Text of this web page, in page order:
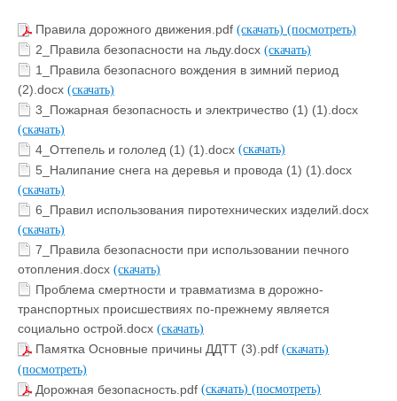
Правила дорожного движения.pdf (скачать) (посмотреть)
2_Правила безопасности на льду.docx (скачать)
1_Правила безопасного вождения в зимний период
(2).docx (скачать)
3_Пожарная безопасность и электричество (1) (1).docx
(скачать)
4_Оттепель и гололед (1) (1).docx (скачать)
5_Налипание снега на деревья и провода (1) (1).docx
(скачать)
6_Правил использования пиротехнических изделий.docx
(скачать)
7_Правила безопасности при использовании печного
отопления.docx (скачать)
Проблема смертности и травматизма в дорожно-
транспортных происшествиях по-прежнему является
социально острой.docx (скачать)
Памятка Основные причины ДДТТ (3).pdf (скачать)
(посмотреть)
Дорожная безопасность.pdf (скачать) (посмотреть)